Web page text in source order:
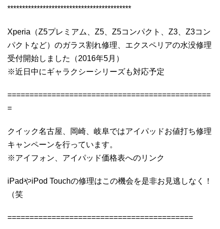
******************************************
Xperia（Z5プレミアム、Z5、Z5コンパクト、Z3、Z3コン
パクトなど）のガラス割れ修理、エクスペリアの水没修理
受付開始しました（2016年5月）
※近日中にギャラクシーシリーズも対応予定
==============================================
=
クイック名古屋、岡崎、岐阜ではアイパッドお値打ち修理
キャンペーンを行っています。
※アイフォン、アイパッド価格表へのリンク
iPadやiPod Touchの修理はこの機会を是非お見逃しなく！
（笑
==========================================